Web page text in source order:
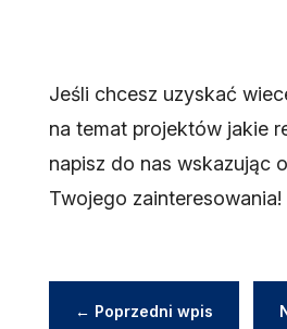
Jeśli chcesz uzyskać
na temat projektów jakie
napisz do nas wskazując
Twojego zainteresowania!
← Poprzedni wpis